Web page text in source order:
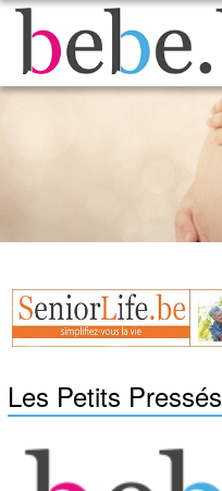
Les Petits Pressés